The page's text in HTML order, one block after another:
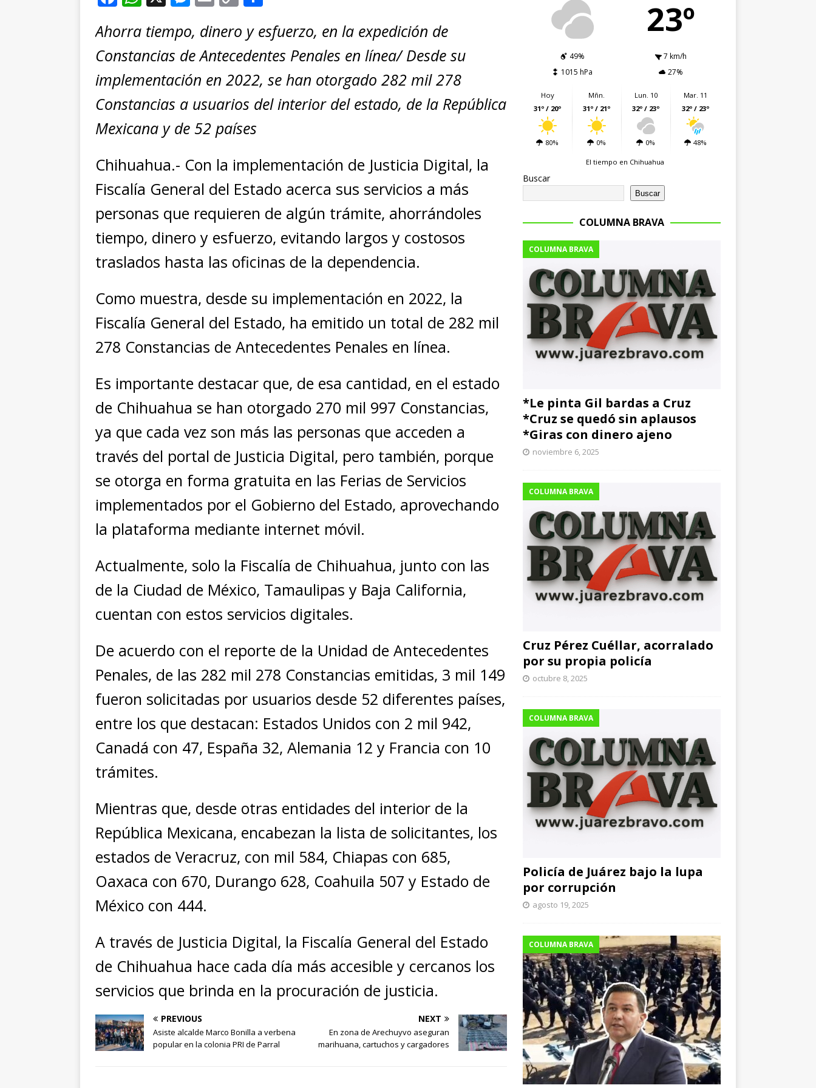
c
e
b
o
o
k
at
s
A
p
p
ss
e
n
g
e
r
ai
l
p
y
Li
n
k
m
p
ar
ti
r
Ahorra tiempo, dinero y esfuerzo, en la expedición de
Constancias de Antecedentes Penales en línea/ Desde su
implementación en 2022, se han otorgado 282 mil 278
Constancias a usuarios del interior del estado, de la República
Mexicana y de 52 países
Chihuahua.- Con la implementación de Justicia Digital, la
Fiscalía General del Estado acerca sus servicios a más
personas que requieren de algún trámite, ahorrándoles
tiempo, dinero y esfuerzo, evitando largos y costosos
traslados hasta las oficinas de la dependencia.
Como muestra, desde su implementación en 2022, la
Fiscalía General del Estado, ha emitido un total de 282 mil
278 Constancias de Antecedentes Penales en línea.
Es importante destacar que, de esa cantidad, en el estado
de Chihuahua se han otorgado 270 mil 997 Constancias,
ya que cada vez son más las personas que acceden a
través del portal de Justicia Digital, pero también, porque
se otorga en forma gratuita en las Ferias de Servicios
implementados por el Gobierno del Estado, aprovechando
la plataforma mediante internet móvil.
Actualmente, solo la Fiscalía de Chihuahua, junto con las
de la Ciudad de México, Tamaulipas y Baja California,
cuentan con estos servicios digitales.
De acuerdo con el reporte de la Unidad de Antecedentes
Penales, de las 282 mil 278 Constancias emitidas, 3 mil 149
fueron solicitadas por usuarios desde 52 diferentes países,
entre los que destacan: Estados Unidos con 2 mil 942,
Canadá con 47, España 32, Alemania 12 y Francia con 10
trámites.
Mientras que, desde otras entidades del interior de la
República Mexicana, encabezan la lista de solicitantes, los
estados de Veracruz, con mil 584, Chiapas con 685,
Oaxaca con 670, Durango 628, Coahuila 507 y Estado de
México con 444.
A través de Justicia Digital, la Fiscalía General del Estado
de Chihuahua hace cada día más accesible y cercanos los
servicios que brinda en la procuración de justicia.
PREVIOUS
Asiste alcalde Marco Bonilla a verbena
popular en la colonia PRI de Parral
NEXT
En zona de Arechuyvo aseguran
marihuana, cartuchos y cargadores
23º
49%
7 km/h
1015 hPa
27%
Hoy
31º / 20º
80%
Mñn.
31º / 21º
0%
Lun. 10
32º / 23º
0%
Mar. 11
32º / 23º
48%
El tiempo en Chihuahua
Buscar
Buscar
COLUMNA BRAVA
COLUMNA BRAVA
*Le pinta Gil bardas a Cruz
*Cruz se quedó sin aplausos
*Giras con dinero ajeno
noviembre 6, 2025
COLUMNA BRAVA
Cruz Pérez Cuéllar, acorralado
por su propia policía
octubre 8, 2025
COLUMNA BRAVA
Policía de Juárez bajo la lupa
por corrupción
agosto 19, 2025
COLUMNA BRAVA